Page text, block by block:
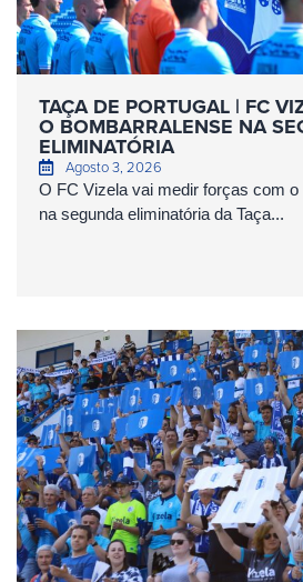
TAÇA DE PORTUGAL | FC
O BOMBARRALENSE NA
ELIMINATÓRIA
Agosto 3, 2026
O FC Vizela vai medir forças com
na segunda eliminatória da Taça...